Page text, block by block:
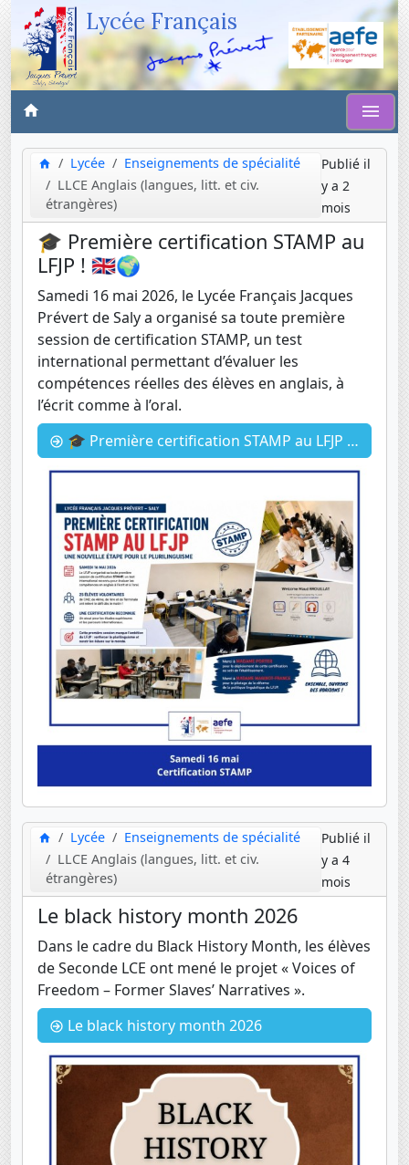
Lycée Français
Lycée
Enseignements de spécialité
LLCE Anglais (langues, litt. et civ.
étrangères)
Publié il
y a 2
mois
🎓 Première certification STAMP au
LFJP ! 🇬🇧🌍
Samedi 16 mai 2026, le Lycée Français Jacques
Prévert de Saly a organisé sa toute première
session de certification STAMP, un test
international permettant d’évaluer les
compétences réelles des élèves en anglais, à
l’écrit comme à l’oral.
🎓 Première certification STAMP au LFJP ! 🇬🇧🌍
Lycée
Enseignements de spécialité
LLCE Anglais (langues, litt. et civ.
étrangères)
Publié il
y a 4
mois
Le black history month 2026
Dans le cadre du Black History Month, les élèves
de Seconde LCE ont mené le projet « Voices of
Freedom – Former Slaves’ Narratives ».
Le black history month 2026